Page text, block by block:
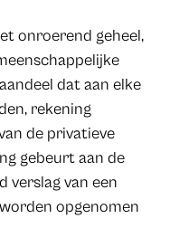
onroerend geheel,
dat aan elke
rekening
de privatieve
gebeurt aan de
verslag van een
opgenomen